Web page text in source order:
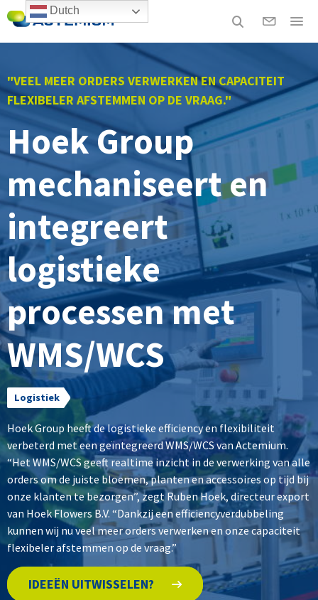
"VEEL MEER ORDERS VERWERKEN EN CAPACITEIT
FLEXIBELER AFSTEMMEN OP DE VRAAG."
Hoek Group
mechaniseert en
integreert
logistieke
processen met
WMS/WCS
Logistiek
Hoek Group heeft de logistieke efficiency en flexibiliteit
verbeterd met een geïntegreerd WMS/WCS van Actemium.
“Het WMS/WCS geeft realtime inzicht in de verwerking van alle
orders om de juiste bloemen, planten en accessoires op tijd bij
onze klanten te bezorgen”, zegt Ruben Hoek, directeur export
van Hoek Flowers B.V. “Dankzij een efficiencyverdubbeling
kunnen wij nu veel meer orders verwerken en onze capaciteit
flexibeler afstemmen op de vraag.”
IDEEËN UITWISSELEN?
Dutch